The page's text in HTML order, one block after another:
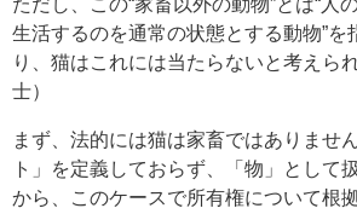
生活するのを通常の状態とする動物”を
り、猫はこれには当たらないと考えら
士）
まず、法的には猫は家畜ではありませ
ト」を定義しておらず、「物」として
から、このケースで所有権について根